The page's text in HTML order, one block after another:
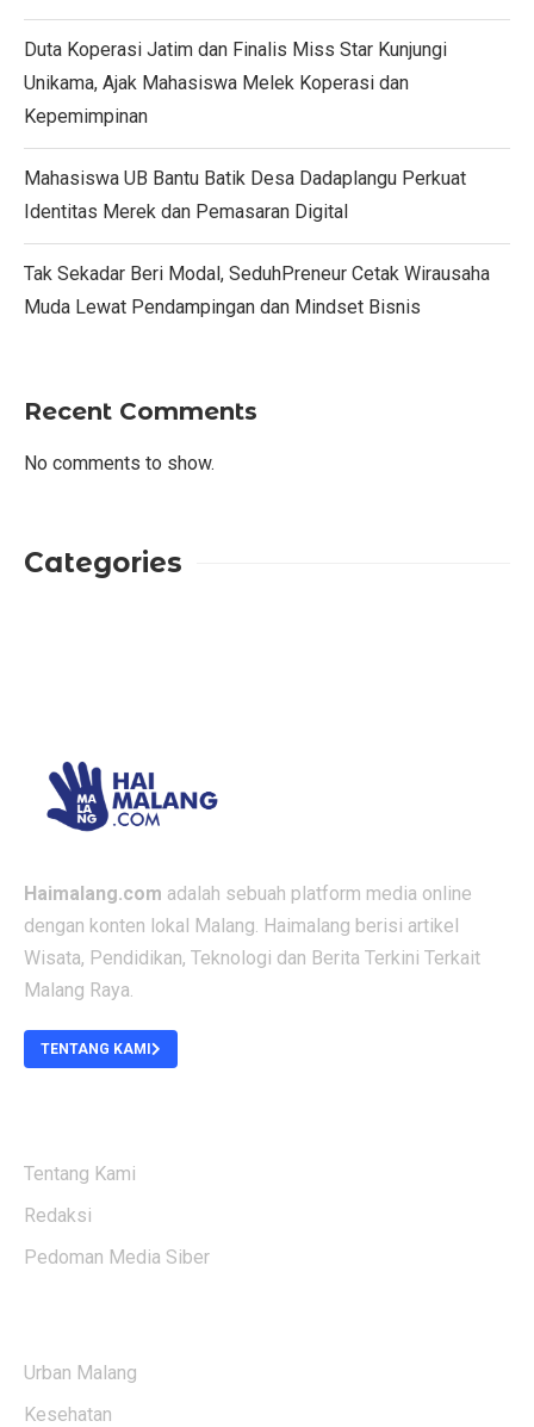
Duta Koperasi Jatim dan Finalis Miss Star Kunjungi
Unikama, Ajak Mahasiswa Melek Koperasi dan
Kepemimpinan
Mahasiswa UB Bantu Batik Desa Dadaplangu Perkuat
Identitas Merek dan Pemasaran Digital
Tak Sekadar Beri Modal, SeduhPreneur Cetak Wirausaha
Muda Lewat Pendampingan dan Mindset Bisnis
Recent Comments
No comments to show.
Categories
Haimalang.com adalah sebuah platform media online
dengan konten lokal Malang. Haimalang berisi artikel
Wisata, Pendidikan, Teknologi dan Berita Terkini Terkait
Malang Raya.
TENTANG KAMI
Tentang Kami
Redaksi
Pedoman Media Siber
Urban Malang
Kesehatan